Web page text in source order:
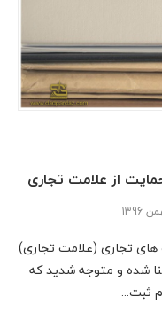
تجاری (علامت تجاری)
شده و متوجه شدید که
ثبت...